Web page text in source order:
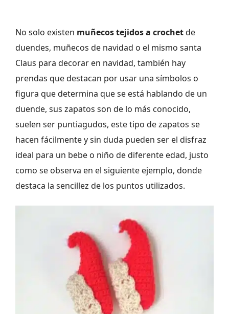
No solo existen muñecos tejidos a crochetde
duendes, muñecos de navidad o el mismo santa
Claus para decorar en navidad, también hay
prendas que destacan por usar una símbolos o
figura que determina que se está hablando de un
duende, sus zapatos son de lo más conocido,
suelen ser puntiagudos, este tipo de zapatos se
hacen fácilmente y sin duda pueden ser el disfraz
ideal para un bebe o niño de diferente edad, justo
como se observa en el siguiente ejemplo, donde
destaca la sencillez de los puntos utilizados.